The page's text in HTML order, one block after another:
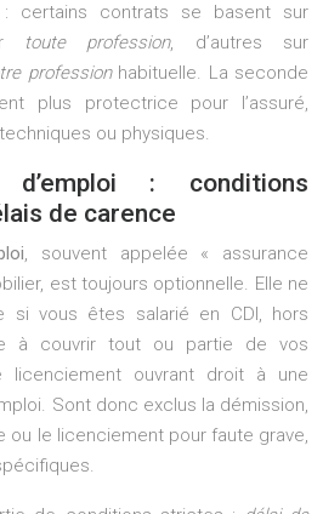
: certains contrats se basent sur
toute profession, d’autres sur
professionhabituelle. La seconde
plus protectrice pour l’assuré,
ou physiques.
: conditions
de carence
, souvent appelée « assurance
est toujours optionnelle. Elle ne
si vous êtes salarié en CDI, hors
à couvrir tout ou partie de vos
licenciement ouvrant droit à une
Sont donc exclus la démission,
ou le licenciement pour faute grave,